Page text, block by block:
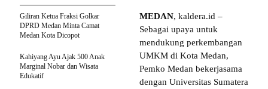
MEDAN, kaldera.id –
Sebagai upaya untuk
mendukung perkembangan
UMKM di Kota Medan,
Pemko Medan bekerjasama
dengan Universitas Sumatera
Giliran Ketua Fraksi Golkar
DPRD Medan Minta Camat
Medan Kota Dicopot
Kahiyang Ayu Ajak 500 Anak
Marginal Nobar dan Wisata
Edukatif